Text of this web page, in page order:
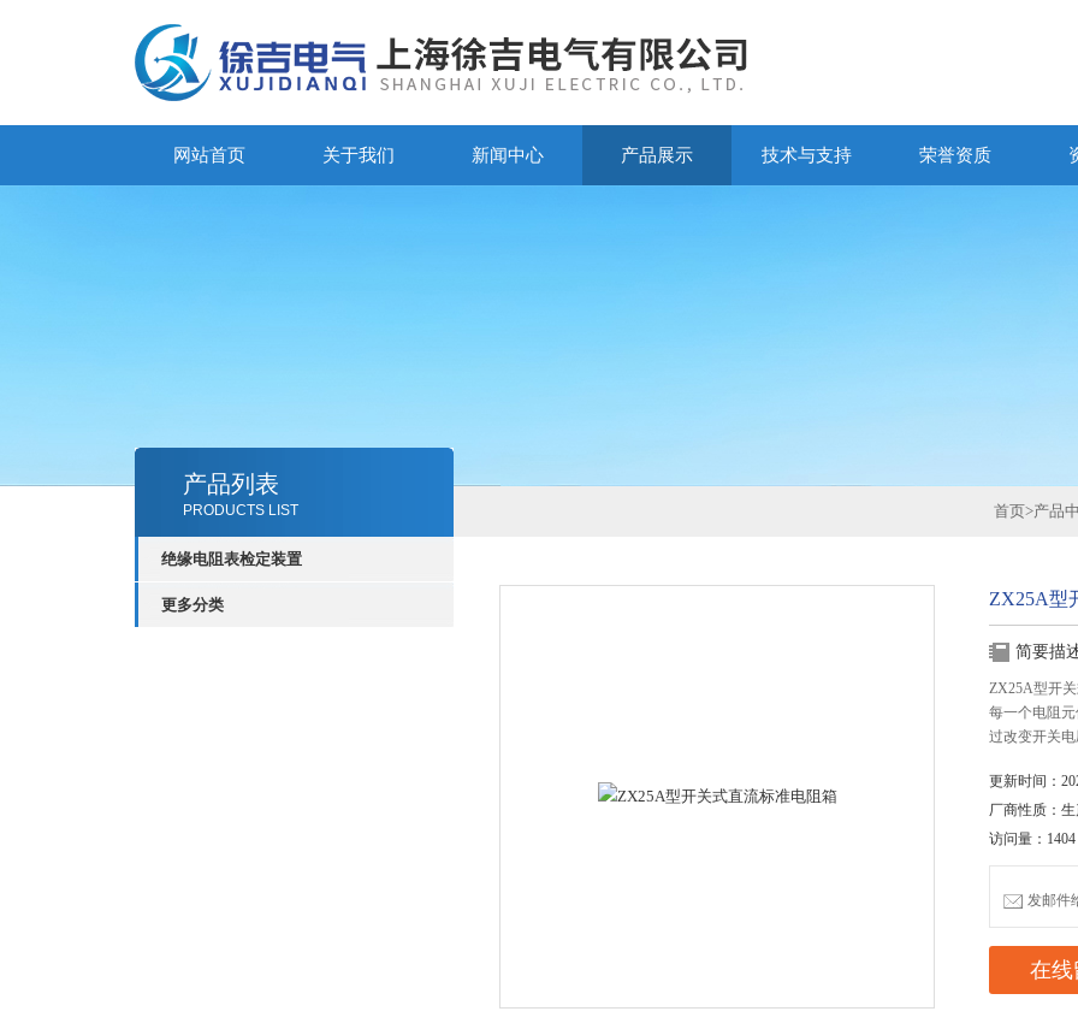
网站首页 关于我们 新闻中心 产品展示 技术与支持 荣誉资质
产品列表
PRODUCTS LIST
绝缘电阻表检定装置
更多分类
首页>产品
ZX25A型
简要描
ZX25A型开
每一个电阻
过改变开关电
更新时间：
厂商性质：
访问量：1404
发邮件
在线